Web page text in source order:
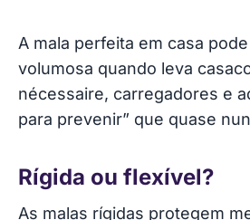
A mala perfeita em casa
volumosa quando leva
nécessaire, carregadores e
para prevenir” que quase
Rígida ou flexível?
As malas rígidas protegem